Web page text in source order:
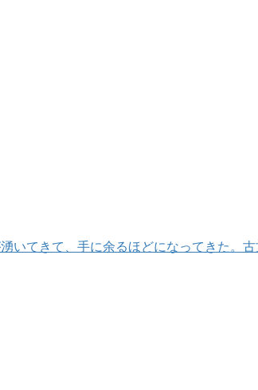
てきて、手に余るほどになってきた。